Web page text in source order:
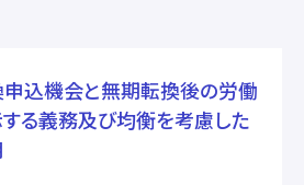
込機会と無期転換後の労働
る義務及び均衡を考慮した